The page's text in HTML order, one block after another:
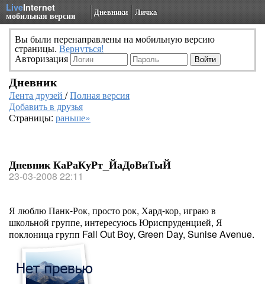
LiveInternet
мобильная версия Дневники Личка
Вы были перенаправлены на мобильную версию
страницы. Вернуться!
Авторизация
Дневник
Лента друзей /Полная версия
Добавить в друзья
Страницы: раньше»
Дневник КаРаКуРт_ЙаДоВиТыЙ
23-03-2008 22:11
Я люблю Панк-Рок, просто рок, Хард-кор, играю в
школьной группе, интересуюсь Юриспруденцией, Я
поклоница групп Fall Out Boy, Green Day, Sunise Avenue.